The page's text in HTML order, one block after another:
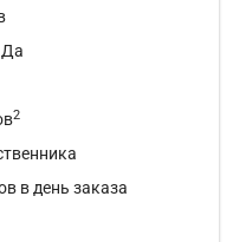
Да
2
в день заказа